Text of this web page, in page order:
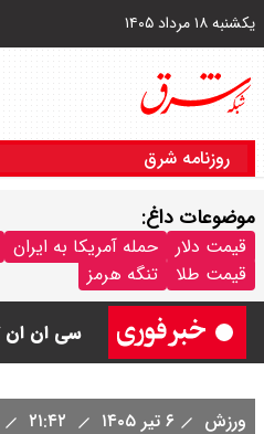
یکشنبه ۱۸ مرداد ۱۴۰۵
روزنامه شرق
موضوعات داغ:
قیمت دلار حمله آمریکا به ایران
قیمت طلا
تنگه هرمز
ورزشگاه
برتر می
ورزش ۶ تیر ۱۴۰۵